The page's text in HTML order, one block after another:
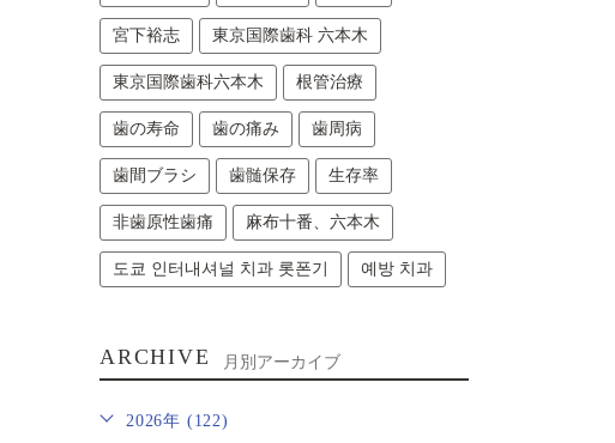
宮下裕志 東京国際歯科 六本木
東京国際歯科六本木 根管治療
歯の寿命 歯の痛み 歯周病
歯間ブラシ 歯髄保存 生存率
非歯原性歯痛 麻布十番、六本木
도쿄 인터내셔널 치과 롯폰기 예방 치과
ARCHIVE 月別アーカイブ
2026年 (122)